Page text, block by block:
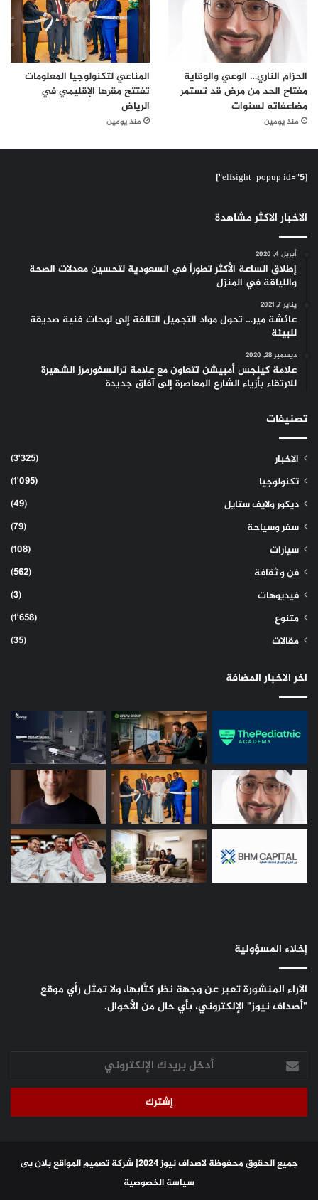
الحزام الناري… الوعي والوقاية
مفتاح الحد من مرض قد تستمر
مضاعفاته لسنوات
منذ يومين
المناعي لتكنولوجيا المعلومات
تفتتح مقرها الإقليمي في
الرياض
منذ يومين
[elfsight_popup id="5"]
الاخبار الاكثر مشاهدة
أبريل 4, 2020
إطلاق الساعة الأكثر تطوراً في السعودية لتحسين معدلات الصحة
واللياقة في المنزل
يناير 7, 2021
عائشة مير… تحول مواد التجميل التالفة إلى لوحات فنية صديقة
للبيئة
ديسمبر 28, 2020
علامة كينجس أمبيشن تتعاون مع علامة ترانسفورمرز الشهيرة
للارتقاء بأزياء الشارع المعاصرة إلى آفاق جديدة
تصنيفات
الاخبار
(3٬325)
تكنولوجيا
(1٬095)
ديكور ولايف ستايل
(49)
سفر وسياحة
(79)
سيارات
(108)
فن و ثقافة
(562)
فيديوهات
(3)
متنوع
(1٬658)
مقالات
(35)
اخر الاخبار المضافة
إخلاء المسؤولية
الآراء المنشورة تعبر عن وجهة نظر كتَّابها، ولا تمثل رأي موقع
"أصداف نيوز" الإلكتروني، بأي حال من الأحوال.
أدخل
بريدك
الإلكتروني
جميع الحقوق محفوظة لاصداف نيوز 2024| شركة تصميم المواقعبلان بى
سياسة الخصوصية